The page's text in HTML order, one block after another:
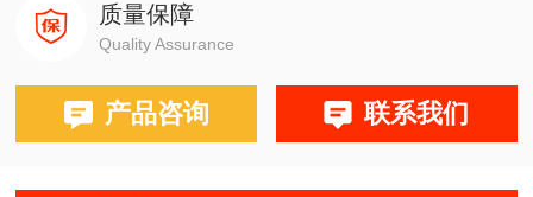
质量保障
Quality Assurance
产品咨询 联系我们